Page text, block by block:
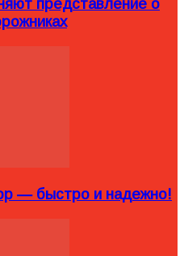
представление о
— быстро и надежно!